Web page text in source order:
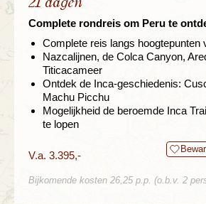
Complete rondreis om Peru te
Complete reis langs hoogtepunten
Nazcalijnen, de Colca Canyon,
Titicacameer
Ontdek de Inca-geschiedenis:
Machu Picchu
Mogelijkheid de beroemde Inca
te lopen
V.a. 3.395,-
Bijkomende kosten 26,25 p.p. (o.b.v. 2